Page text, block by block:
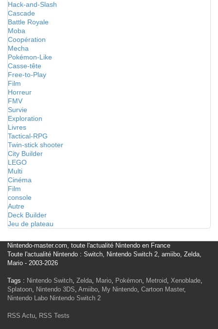
Hack-and-Slash
Cascade
Battle Royale
Moba
Coopération
Mecha
Pokémon-Like
Casse-tête
Free-to-Play
Film
Horreur
FMV
Survie
Exploration
Livres
Tactical-RPG
Twin-stick shooter
City Builder
LEGO
Multi
Cinéma
Film
console
Autre
Deck Builder
Jeu de plateau
Nintendo-master.com, toute l'actualité Nintendo en France
Toute l'actualité Nintendo : Switch, Nintendo Switch 2, amiibo, Zelda,
Mario - 2003-2026
Tags : Nintendo Switch, Zelda, Mario, Pokémon, Metroid, Xenoblade,
Splatoon, Nintendo 3DS, Amiibo, My Nintendo, Cartoon Master,
Nintendo Labo Nintendo Switch 2
RSS Actu, RSS Tests